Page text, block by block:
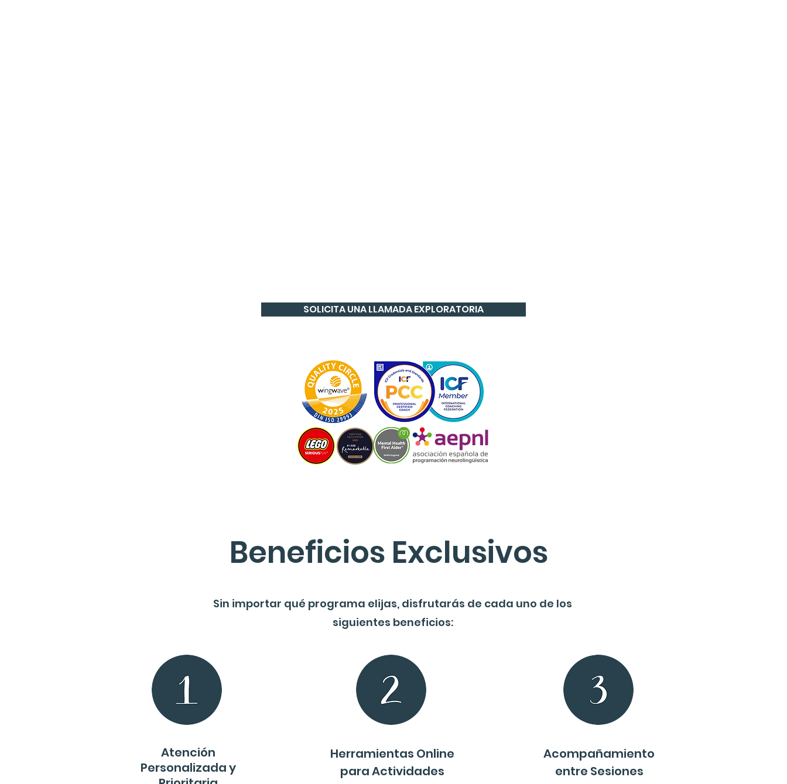
SOLICITA UNA LLAMADA EXPLORATORIA
Beneficios Exclusivos
Sin importar qué programa elijas, disfrutarás de cada uno de los
siguientes beneficios:
Atención
Personalizada y
Herramientas Online
para Actividades
Acompañamiento
entre Sesiones